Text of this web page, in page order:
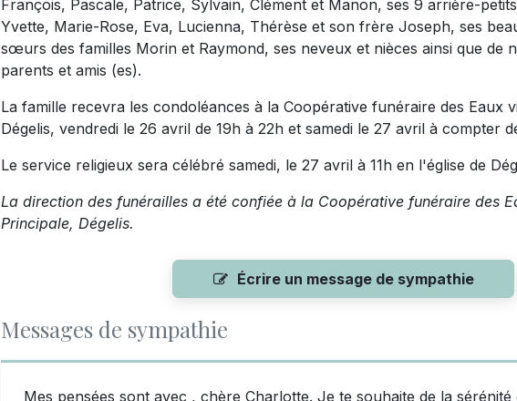
François, Pascale, Patrice, Sylvain, Clément et Manon, ses 9 arrière-
Yvette, Marie-Rose, Eva, Lucienna, Thérèse et son frère Joseph, ses
sœurs des familles Morin et Raymond, ses neveux et nièces ainsi que de
parents et amis (es).
La famille recevra les condoléances à la Coopérative funéraire des Eaux
Dégelis, vendredi le 26 avril de 19h à 22h et samedi le 27 avril à compter
Le service religieux sera célébré samedi, le 27 avril à 11h en l'église de
La direction des funérailles a été confiée à la Coopérative funéraire des
Principale, Dégelis.
Écrire un message de sympathie
Messages de sympathie
Mes pensées sont avec , chère Charlotte. Je te souhaite de la